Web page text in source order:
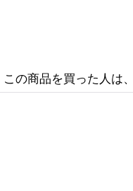
この商品を買った人は